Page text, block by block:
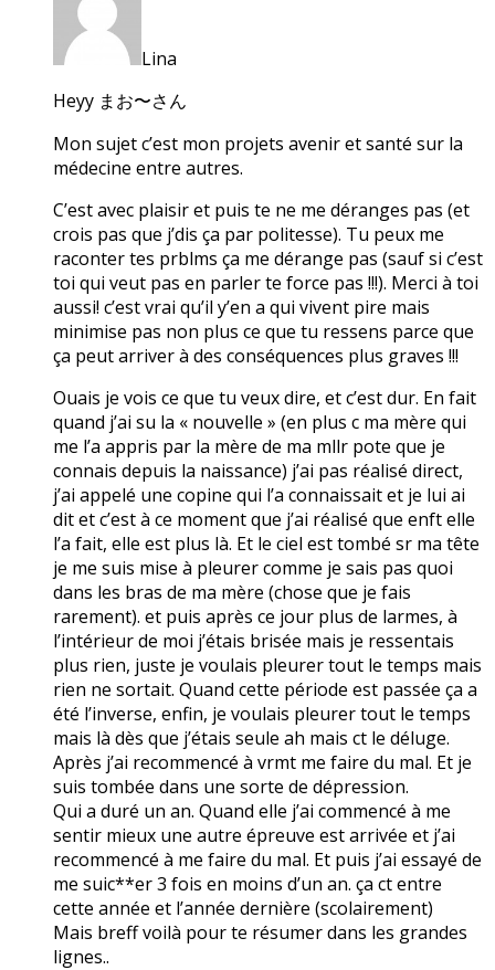
Lina
Heyy まお〜さん
Mon sujet c’est mon projets avenir et santé sur la
médecine entre autres.
C’est avec plaisir et puis te ne me déranges pas (et
crois pas que j’dis ça par politesse). Tu peux me
raconter tes prblms ça me dérange pas (sauf si c’est
toi qui veut pas en parler te force pas !!!). Merci à toi
aussi! c’est vrai qu’il y’en a qui vivent pire mais
minimise pas non plus ce que tu ressens parce que
ça peut arriver à des conséquences plus graves !!!
Ouais je vois ce que tu veux dire, et c’est dur. En fait
quand j’ai su la « nouvelle » (en plus c ma mère qui
me l’a appris par la mère de ma mllr pote que je
connais depuis la naissance) j’ai pas réalisé direct,
j’ai appelé une copine qui l’a connaissait et je lui ai
dit et c’est à ce moment que j’ai réalisé que enft elle
l’a fait, elle est plus là. Et le ciel est tombé sr ma tête
je me suis mise à pleurer comme je sais pas quoi
dans les bras de ma mère (chose que je fais
rarement). et puis après ce jour plus de larmes, à
l’intérieur de moi j’étais brisée mais je ressentais
plus rien, juste je voulais pleurer tout le temps mais
rien ne sortait. Quand cette période est passée ça a
été l’inverse, enfin, je voulais pleurer tout le temps
mais là dès que j’étais seule ah mais ct le déluge.
Après j’ai recommencé à vrmt me faire du mal. Et je
suis tombée dans une sorte de dépression.
Qui a duré un an. Quand elle j’ai commencé à me
sentir mieux une autre épreuve est arrivée et j’ai
recommencé à me faire du mal. Et puis j’ai essayé de
me suic**er 3 fois en moins d’un an. ça ct entre
cette année et l’année dernière (scolairement)
Mais breff voilà pour te résumer dans les grandes
lignes..